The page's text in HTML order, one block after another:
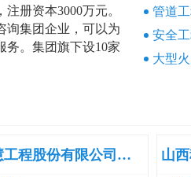
册资本3000万元。
询集团企业，可以为
务。集团旗下设10家
覆盖项目前期、实
目全过程的投资、进
管道
安全
大型
云基智慧工程股份有限公司广东第二分公司